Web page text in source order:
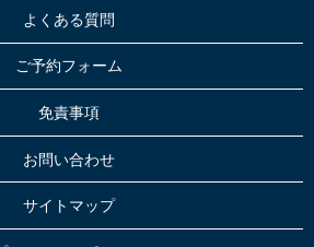
よくある質問
ご予約フォーム
免責事項
お問い合わせ
サイトマップ